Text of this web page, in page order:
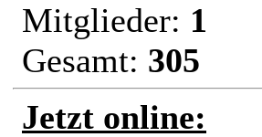
Mitglieder: 1
Gesamt: 305
Jetzt online: